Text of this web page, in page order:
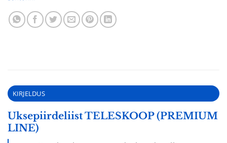
KIRJELDUS
Uksepiirdeliist TELESKOOP (PREMIUM
LINE)